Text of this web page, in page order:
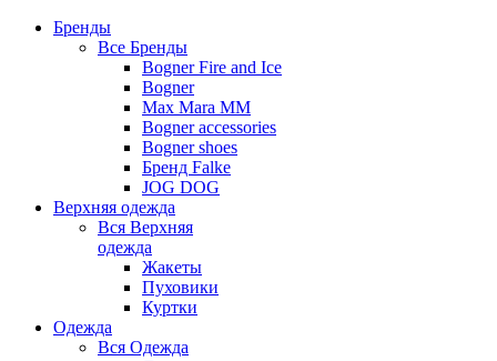
Бренды
Все Бренды
Bogner Fire and Ice
Bogner
Max Mara MM
Bogner accessories
Bogner shoes
Бренд Falke
JOG DOG
Верхняя одежда
Вся Верхняя
одежда
Жакеты
Пуховики
Куртки
Одежда
Вся Одежда